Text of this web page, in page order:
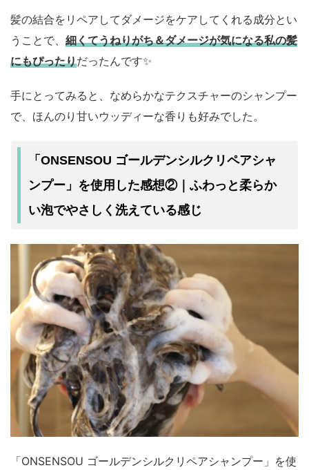
髪の結合をリペアしてダメージをケアしてくれる成分とい
うことで、 細くてうねりがち＆ダメージが気になる私の髪
にもぴったりだったんです✨️
手にとってみると、なめらかなテクスチャーのシャンプー
で、ほんのり甘いウッディーな香りも好みでした。
「ONSENSOU ゴールデンシルクリペアシャ
ンプー」を使用した感想②｜ふわっと柔らか
い泡でやさしく洗えている感じ
「ONSENSOU ゴールデンシルクリペアシャンプー」を使